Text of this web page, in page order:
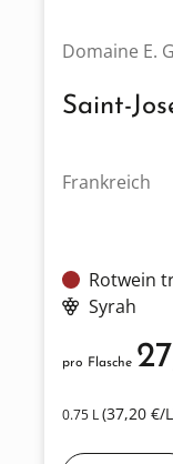
Domaine E.
Saint-
Frankreich
Rotwein
Syrah
0.75 L(37,20 €/
pro Flasche